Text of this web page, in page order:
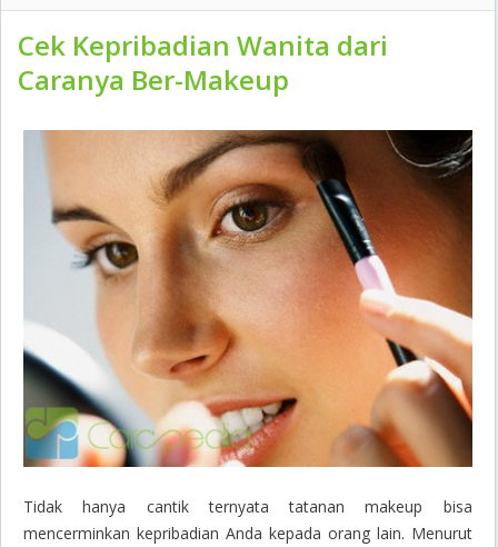
Cek Kepribadian Wanita dari
Caranya Ber-Makeup
Tidak hanya cantik ternyata tatanan makeup bisa
mencerminkan kepribadian Anda kepada orang lain. Menurut